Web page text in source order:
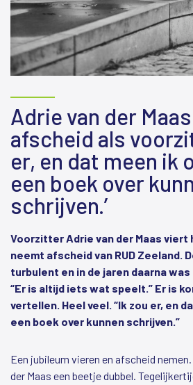
Adrie van der
afscheid als
er, en dat meen ik
een boek over
schrijven.’
Voorzitter Adrie van der Maas viert
neemt afscheid van RUD Zeeland.
turbulent en in de jaren daarna
“Er is altijd iets wat speelt.” Er is
vertellen. Heel veel. “Ik zou er, en
een boek over kunnen schrijven.”
Een jubileum vieren en afscheid
der Maas een beetje dubbel.